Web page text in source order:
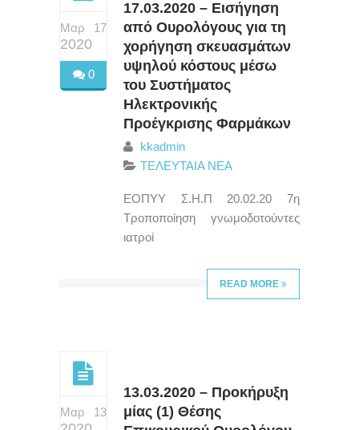
Μαρ 17
2020
0
17.03.2020 – Εισήγηση
από Ουρολόγους για τη
χορήγηση σκευασμάτων
υψηλού κόστους μέσω
του Συστήματος
Ηλεκτρονικής
Προέγκρισης Φαρμάκων
kkadmin
ΤΕΛΕΥΤΑΙΑ ΝΕΑ
ΕΟΠΥΥ Σ.Η.Π 20.02.20 7η
Τροποποίηση γνωμοδοτούντες
ιατροί
READ MORE
Μαρ 13
13.03.2020 – Προκήρυξη
μίας (1) Θέσης